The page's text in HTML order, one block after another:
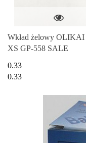
Wkład żelowy
XS GP-558 SALE
0.33
0.33